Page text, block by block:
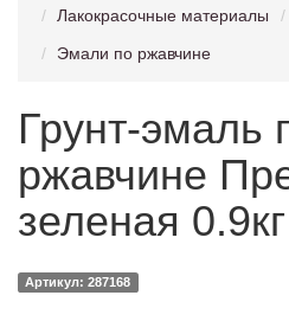
Лакокрасочные материалы
Эмали по ржавчине
Грунт-эмаль
ржавчине
зеленая 0.9кг
Артикул: 287168